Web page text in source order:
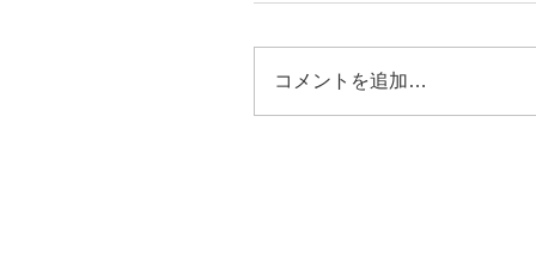
コメントを追加…